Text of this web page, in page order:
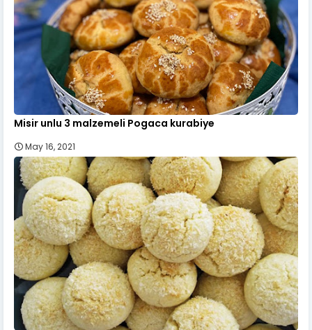
Misir unlu 3 malzemeli Pogaca kurabiye
May 16, 2021